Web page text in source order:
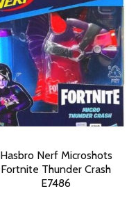
Hasbro Nerf Microshots
Fortnite Thunder Crash
E7486